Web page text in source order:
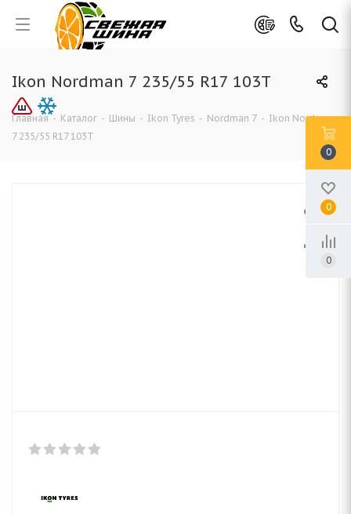
Ikon Nordman 7 235/55 R17 103T
Главная - Каталог - Шины - Ikon Tyres - Nordman 7 - Ikon Nordman
7 235/55 R17 103T
0
0
0